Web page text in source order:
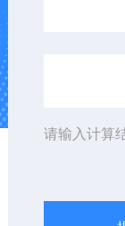
请输入计算